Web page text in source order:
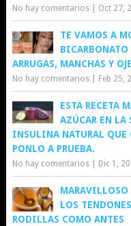
No hay comentarios| Oct 27,
TE VAMOS A
BICARBONATO
ARRUGAS, MANCHAS Y
No hay comentarios| Feb 25,
ESTA RECETA
AZÚCAR EN LA
INSULINA NATURAL QUE
PONLO A PRUEBA.
No hay comentarios| Dic 1,
MARAVILLOSO
LOS
RODILLAS COMO ANTES